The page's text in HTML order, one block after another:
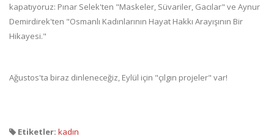
kapatıyoruz: Pınar Selek'ten "Maskeler, Süvariler, Gacılar" ve Aynur
Demirdirek'ten "Osmanlı Kadınlarının Hayat Hakkı Arayışının Bir
Hikayesi."
Ağustos'ta biraz dinleneceğiz, Eylül için "çılgın projeler" var!
Etiketler: kadın